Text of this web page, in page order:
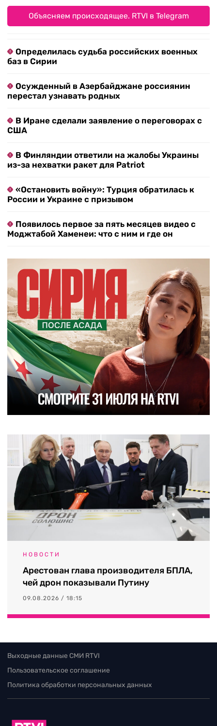
Объясняем происходящее. RTVI в Telegram
Определилась судьба российских военных
баз в Сирии
Осужденный в Азербайджане россиянин
перестал узнавать родных
В Иране сделали заявление о переговорах с
США
В Финляндии ответили на жалобы Украины
из-за нехватки ракет для Patriot
«Остановить войну»: Турция обратилась к
России и Украине с призывом
Появилось первое за пять месяцев видео с
Моджтабой Хаменеи: что с ним и где он
НОВОСТИ
Арестован глава производителя БПЛА,
чей дрон показывали Путину
09.08.2026 / 18:15
Выходные данные СМИ RTVI
Пользовательское соглашение
Политика обработки персональных данных